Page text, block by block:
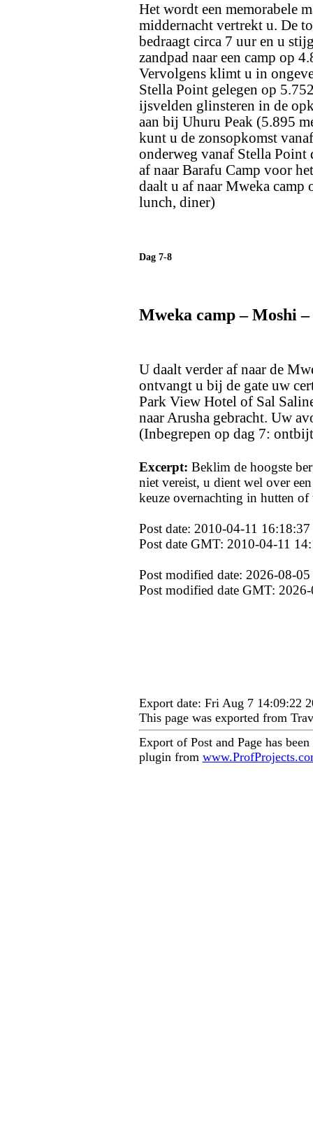
Het wordt een memorabele
middernacht vertrekt u. De
bedraagt circa 7 uur en u
zandpad naar een camp op
Vervolgens klimt u in
Stella Point gelegen op
ijsvelden glinsteren in de
aan bij Uhuru Peak (5.895
kunt u de zonsopkomst
onderweg vanaf Stella Point
af naar Barafu Camp voor
daalt u af naar Mweka camp
lunch, diner)
Dag 7-8
Mweka camp – Moshi
U daalt verder af naar de
ontvangt u bij de gate uw
Park View Hotel of Sal
naar Arusha gebracht. Uw
(Inbegrepen op dag 7:
Excerpt: Beklim de hoogste
niet vereist, u dient wel over
keuze overnachting in hutten of
Post date: 2010-04-11 16:18:37
Post date GMT: 2010-04-11
Post modified date: 2026-08-
Post modified date GMT:
Export date: Fri Aug 7 14:09:22
This page was exported from
Export of Post and Page has
plugin from